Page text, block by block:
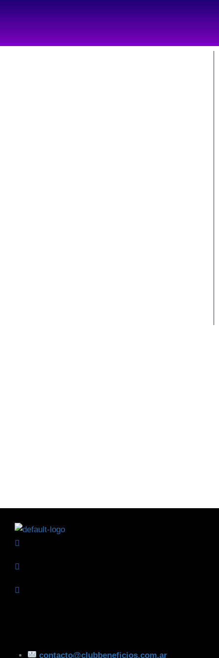
contacto@clubbeneficios.com.ar